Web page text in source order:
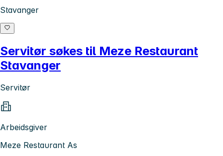
Stavanger
Servitør søkes til Meze Restaurant
Stavanger
Servitør
Arbeidsgiver
Meze Restaurant As